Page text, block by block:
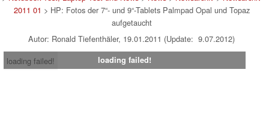
2011 01 > HP: Fotos der 7“- und 9“-Tablets Palmpad Opal und Topaz
aufgetaucht
Autor: Ronald Tiefenthäler, 19.01.2011 (Update: 9.07.2012)
loading failed!
loading failed!